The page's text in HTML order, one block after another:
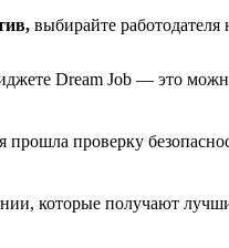
выбирайте
Dream Job — это
проверку
которые получают